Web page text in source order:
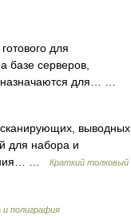
для
базе серверов,
для… …
выводных
для набора и
…
Краткий толковый
и полиграфия